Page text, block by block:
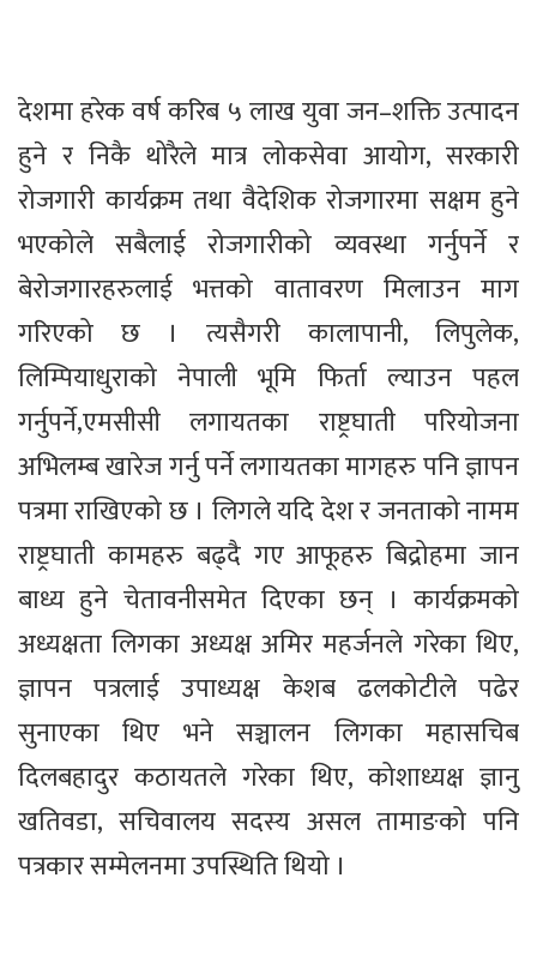
देशमा हरेक वर्ष करिब ५ लाख युवा जन–शक्ति उत्पादन
हुने र निकै थोरैले मात्र लोकसेवा आयोग, सरकारी
रोजगारी कार्यक्रम तथा वैदेशिक रोजगारमा सक्षम हुने
भएकोले सबैलाई रोजगारीको व्यवस्था गर्नुपर्ने र
बेरोजगारहरुलाई भत्तको वातावरण मिलाउन माग
गरिएको छ । त्यसैगरी कालापानी, लिपुलेक,
लिम्पियाधुराको नेपाली भूमि फिर्ता ल्याउन पहल
गर्नुपर्ने,एमसीसी लगायतका राष्ट्रघाती परियोजना
अभिलम्ब खारेज गर्नु पर्ने लगायतका मागहरु पनि ज्ञापन
पत्रमा राखिएको छ । लिगले यदि देश र जनताको नामम
राष्ट्रघाती कामहरु बढ्दै गए आफूहरु बिद्रोहमा जान
बाध्य हुने चेतावनीसमेत दिएका छन् । कार्यक्रमको
अध्यक्षता लिगका अध्यक्ष अमिर महर्जनले गरेका थिए,
ज्ञापन पत्रलाई उपाध्यक्ष केशब ढलकोटीले पढेर
सुनाएका थिए भने सञ्चालन लिगका महासचिब
दिलबहादुर कठायतले गरेका थिए, कोशाध्यक्ष ज्ञानु
खतिवडा, सचिवालय सदस्य असल तामाङको पनि
पत्रकार सम्मेलनमा उपस्थिति थियो ।